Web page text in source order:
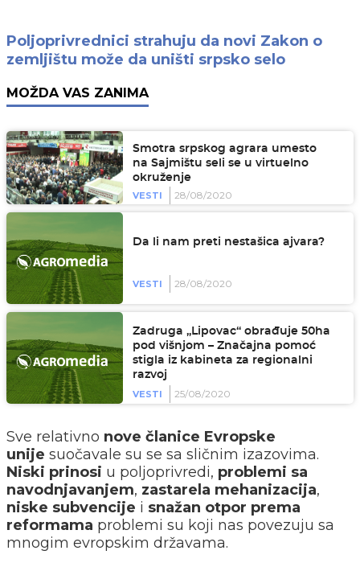
Poljoprivrednici strahuju da novi Zakon o
zemljištu može da uništi srpsko selo
MOŽDA VAS ZANIMA
Smotra srpskog agrara umesto
na Sajmištu seli se u virtuelno
okruženje
VESTI
28/08/2020
Da li nam preti nestašica ajvara?
VESTI 28/08/2020
Zadruga „Lipovac“ obrađuje 50ha
pod višnjom – Značajna pomoć
stigla iz kabineta za regionalni
razvoj
VESTI
25/08/2020
Sve relativno nove članice Evropske
unije suočavale su se sa sličnim izazovima.
Niski prinosi u poljoprivredi, problemi sa
navodnjavanjem, zastarela mehanizacija,
niske subvencije i snažan otpor prema
reformama problemi su koji nas povezuju sa
mnogim evropskim državama.